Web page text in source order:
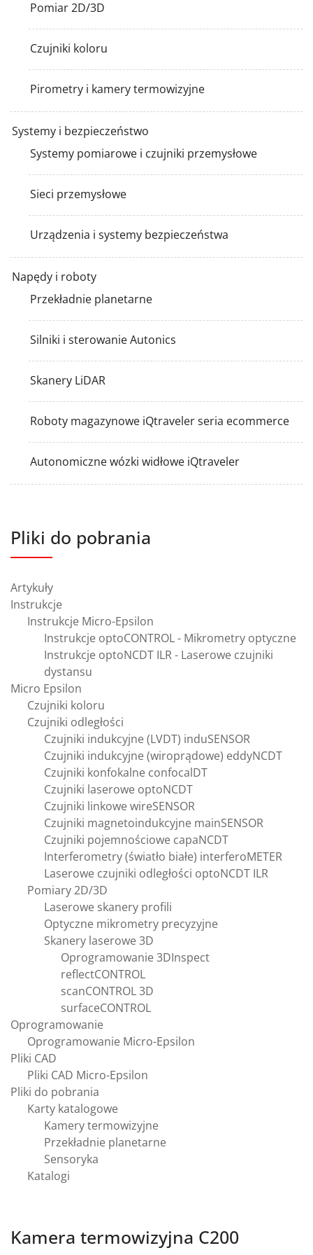
Pomiar 2D/3D
Czujniki koloru
Pirometry i kamery termowizyjne
Systemy i bezpieczeństwo
Systemy pomiarowe i czujniki przemysłowe
Sieci przemysłowe
Urządzenia i systemy bezpieczeństwa
Napędy i roboty
Przekładnie planetarne
Silniki i sterowanie Autonics
Skanery LiDAR
Roboty magazynowe iQtraveler seria ecommerce
Autonomiczne wózki widłowe iQtraveler
Pliki do pobrania
Artykuły
Instrukcje
Instrukcje Micro-Epsilon
Instrukcje optoCONTROL - Mikrometry optyczne
Instrukcje optoNCDT ILR - Laserowe czujniki
dystansu
Micro Epsilon
Czujniki koloru
Czujniki odległości
Czujniki indukcyjne (LVDT) induSENSOR
Czujniki indukcyjne (wiroprądowe) eddyNCDT
Czujniki konfokalne confocalDT
Czujniki laserowe optoNCDT
Czujniki linkowe wireSENSOR
Czujniki magnetoindukcyjne mainSENSOR
Czujniki pojemnościowe capaNCDT
Interferometry (światło białe) interferoMETER
Laserowe czujniki odległości optoNCDT ILR
Pomiary 2D/3D
Laserowe skanery profili
Optyczne mikrometry precyzyjne
Skanery laserowe 3D
Oprogramowanie 3DInspect
reflectCONTROL
scanCONTROL 3D
surfaceCONTROL
Oprogramowanie
Oprogramowanie Micro-Epsilon
Pliki CAD
Pliki CAD Micro-Epsilon
Pliki do pobrania
Karty katalogowe
Kamery termowizyjne
Przekładnie planetarne
Sensoryka
Katalogi
Kamera termowizyjna C200